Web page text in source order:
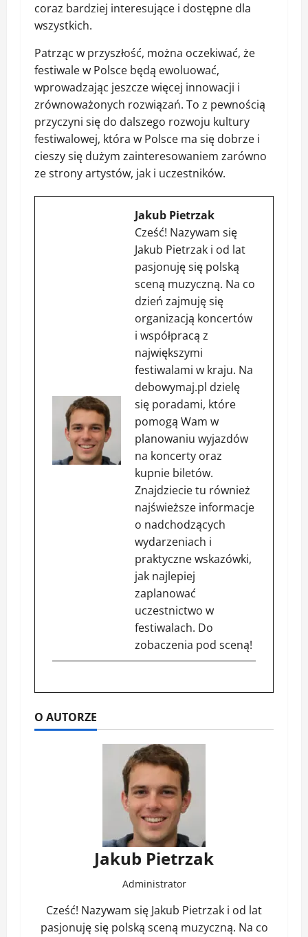
coraz bardziej interesujące i dostępne dla
wszystkich.
Patrząc w przyszłość, można oczekiwać, że
festiwale w Polsce będą ewoluować,
wprowadzając jeszcze więcej innowacji i
zrównoważonych rozwiązań. To z pewnością
przyczyni się do dalszego rozwoju kultury
festiwalowej, która w Polsce ma się dobrze i
cieszy się dużym zainteresowaniem zarówno
ze strony artystów, jak i uczestników.
Jakub Pietrzak
Cześć! Nazywam się
Jakub Pietrzak i od lat
pasjonuję się polską
sceną muzyczną. Na co
dzień zajmuję się
organizacją koncertów
i współpracą z
największymi
festiwalami w kraju. Na
debowymaj.pl dzielę
się poradami, które
pomogą Wam w
planowaniu wyjazdów
na koncerty oraz
kupnie biletów.
Znajdziecie tu również
najświeższe informacje
o nadchodzących
wydarzeniach i
praktyczne wskazówki,
jak najlepiej
zaplanować
uczestnictwo w
festiwalach. Do
zobaczenia pod sceną!
O AUTORZE
Jakub Pietrzak
Administrator
Cześć! Nazywam się Jakub Pietrzak i od lat
pasjonuję się polską sceną muzyczną. Na co